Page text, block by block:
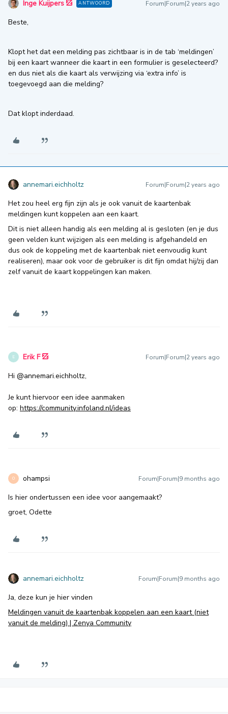
Inge Kuijpers ANTWOORD Forum|Forum|2 years ago
Beste,
Klopt het dat een melding pas zichtbaar is in de tab ‘meldingen’
bij een kaart wanneer die kaart in een formulier is geselecteerd?
en dus niet als die kaart als verwijzing via ‘extra info’ is
toegevoegd aan die melding?
Dat klopt inderdaad.
annemari.eichholtz Forum|Forum|2 years ago
Het zou heel erg fijn zijn als je ook vanuit de kaartenbak
meldingen kunt koppelen aan een kaart.
Dit is niet alleen handig als een melding al is gesloten (en je dus
geen velden kunt wijzigen als een melding is afgehandeld en
dus ook de koppeling met de kaartenbak niet eenvoudig kunt
realiseren), maar ook voor de gebruiker is dit fijn omdat hij/zij dan
zelf vanuit de kaart koppelingen kan maken.
E Erik F Forum|Forum|2 years ago
Hi @annemari.eichholtz,
Je kunt hiervoor een idee aanmaken
op: https://community.infoland.nl/ideas
O ohampsi Forum|Forum|9 months ago
Is hier ondertussen een idee voor aangemaakt?
groet, Odette
annemari.eichholtz Forum|Forum|9 months ago
Ja, deze kun je hier vinden
Meldingen vanuit de kaartenbak koppelen aan een kaart (niet
vanuit de melding) | Zenya Community